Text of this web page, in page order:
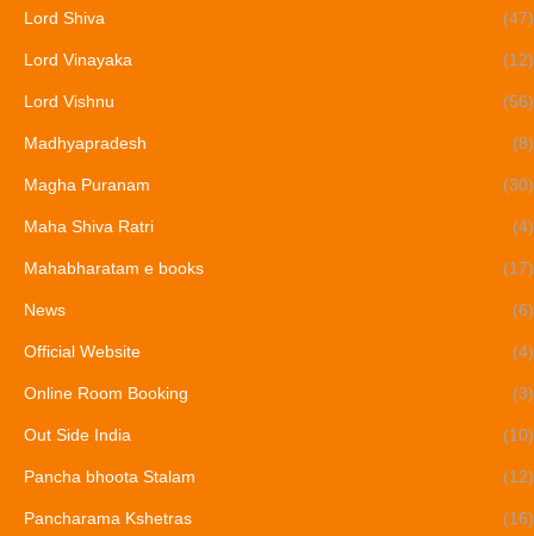
Lord Shiva (47)
Lord Vinayaka (12)
Lord Vishnu (56)
Madhyapradesh (8)
Magha Puranam (30)
Maha Shiva Ratri (4)
Mahabharatam e books (17)
News (6)
Official Website (4)
Online Room Booking (3)
Out Side India (10)
Pancha bhoota Stalam (12)
Pancharama Kshetras (16)